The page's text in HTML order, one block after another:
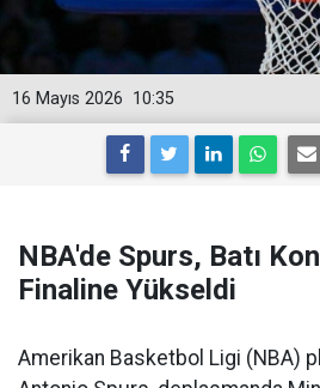
10:35
16 Mayıs 2026
NBA'de Spurs, Batı
Finaline Yükseldi
Amerikan Basketbol Ligi (NBA)